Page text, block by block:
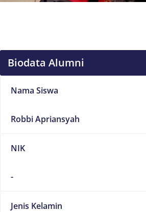
Biodata Alumni
Nama Siswa
Robbi Apriansyah
NIK
-
Jenis Kelamin